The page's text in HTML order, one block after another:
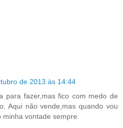
de 2013 às 14:44
para fazer,mas fico com medo de
Aqui não vende,mas quando vou
vontade sempre.